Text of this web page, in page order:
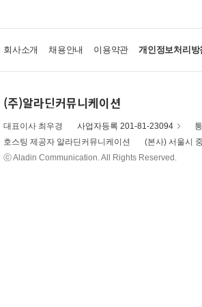
회사소개 채용안내 이용약관 개인정보처리방
(주)알라딘커뮤니케이션
대표이사 최우경 사업자등록 201-81-23094
호스팅 제공자 알라딘커뮤니케이션
(본사) 서울시
ⓒ Aladin Communication. All Rights Reserved.